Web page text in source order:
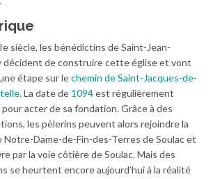
siècle, les bénédictins de Saint-Jean-
décident de construire cette église et vont
étape sur lechemin de Saint-Jacques-de-
. La date de 1094est régulièrement
pour acter de sa fondation. Grâce à des
les pèlerins peuvent alors rejoindre la
Notre-Dame-de-Fin-des-Terres de Soulac et
par la voie côtière de Soulac. Mais des
se heurtent encore aujourd’hui à la réalité